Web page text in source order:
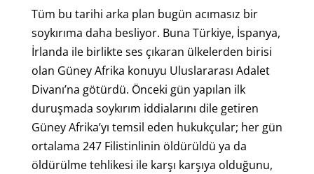
Tüm bu tarihi arka plan bugün acımasız bir
soykırıma daha besliyor. Buna Türkiye, İspanya,
İrlanda ile birlikte ses çıkaran ülkelerden birisi
olan Güney Afrika konuyu Uluslararası Adalet
Divanı’na götürdü. Önceki gün yapılan ilk
duruşmada soykırım iddialarını dile getiren
Güney Afrika’yı temsil eden hukukçular; her gün
ortalama 247 Filistinlinin öldürüldü ya da
öldürülme tehlikesi ile karşı karşıya olduğunu,